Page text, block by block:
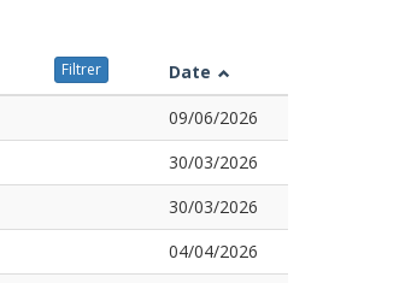
Filtrer
Date
09/06/2026
30/03/2026
30/03/2026
04/04/2026